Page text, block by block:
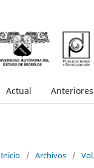
Actual Anteriores
Inicio / Archivos /